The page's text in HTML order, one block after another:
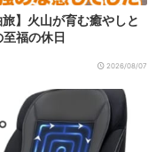
】火山が育む癒やしと
福の休日
2026/08/07